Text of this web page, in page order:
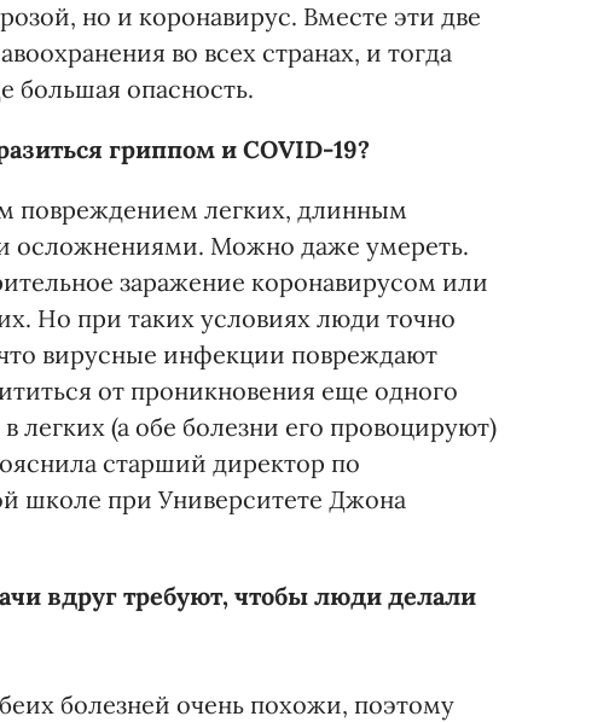
но и коронавирус. Вместе эти две
во всех странах, и тогда
большая опасность.
гриппом и СOVID-19?
повреждением легких, длинным
осложнениями. Можно даже умереть.
заражение коронавирусом или
Но при таких условиях люди точно
вирусные инфекции повреждают
от проникновения еще одного
легких (а обе болезни его провоцируют)
старший директор по
школе при Университете Джона
вдруг требуют, чтобы люди делали
болезней очень похожи, поэтому